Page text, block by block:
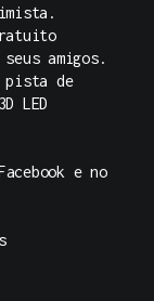
amigos.
pista de
LED
e no